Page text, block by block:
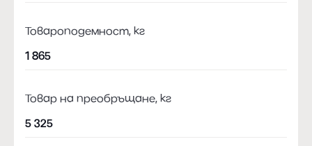
Товароподемност, кг
1 865
Товар на преобръщане, кг
5 325